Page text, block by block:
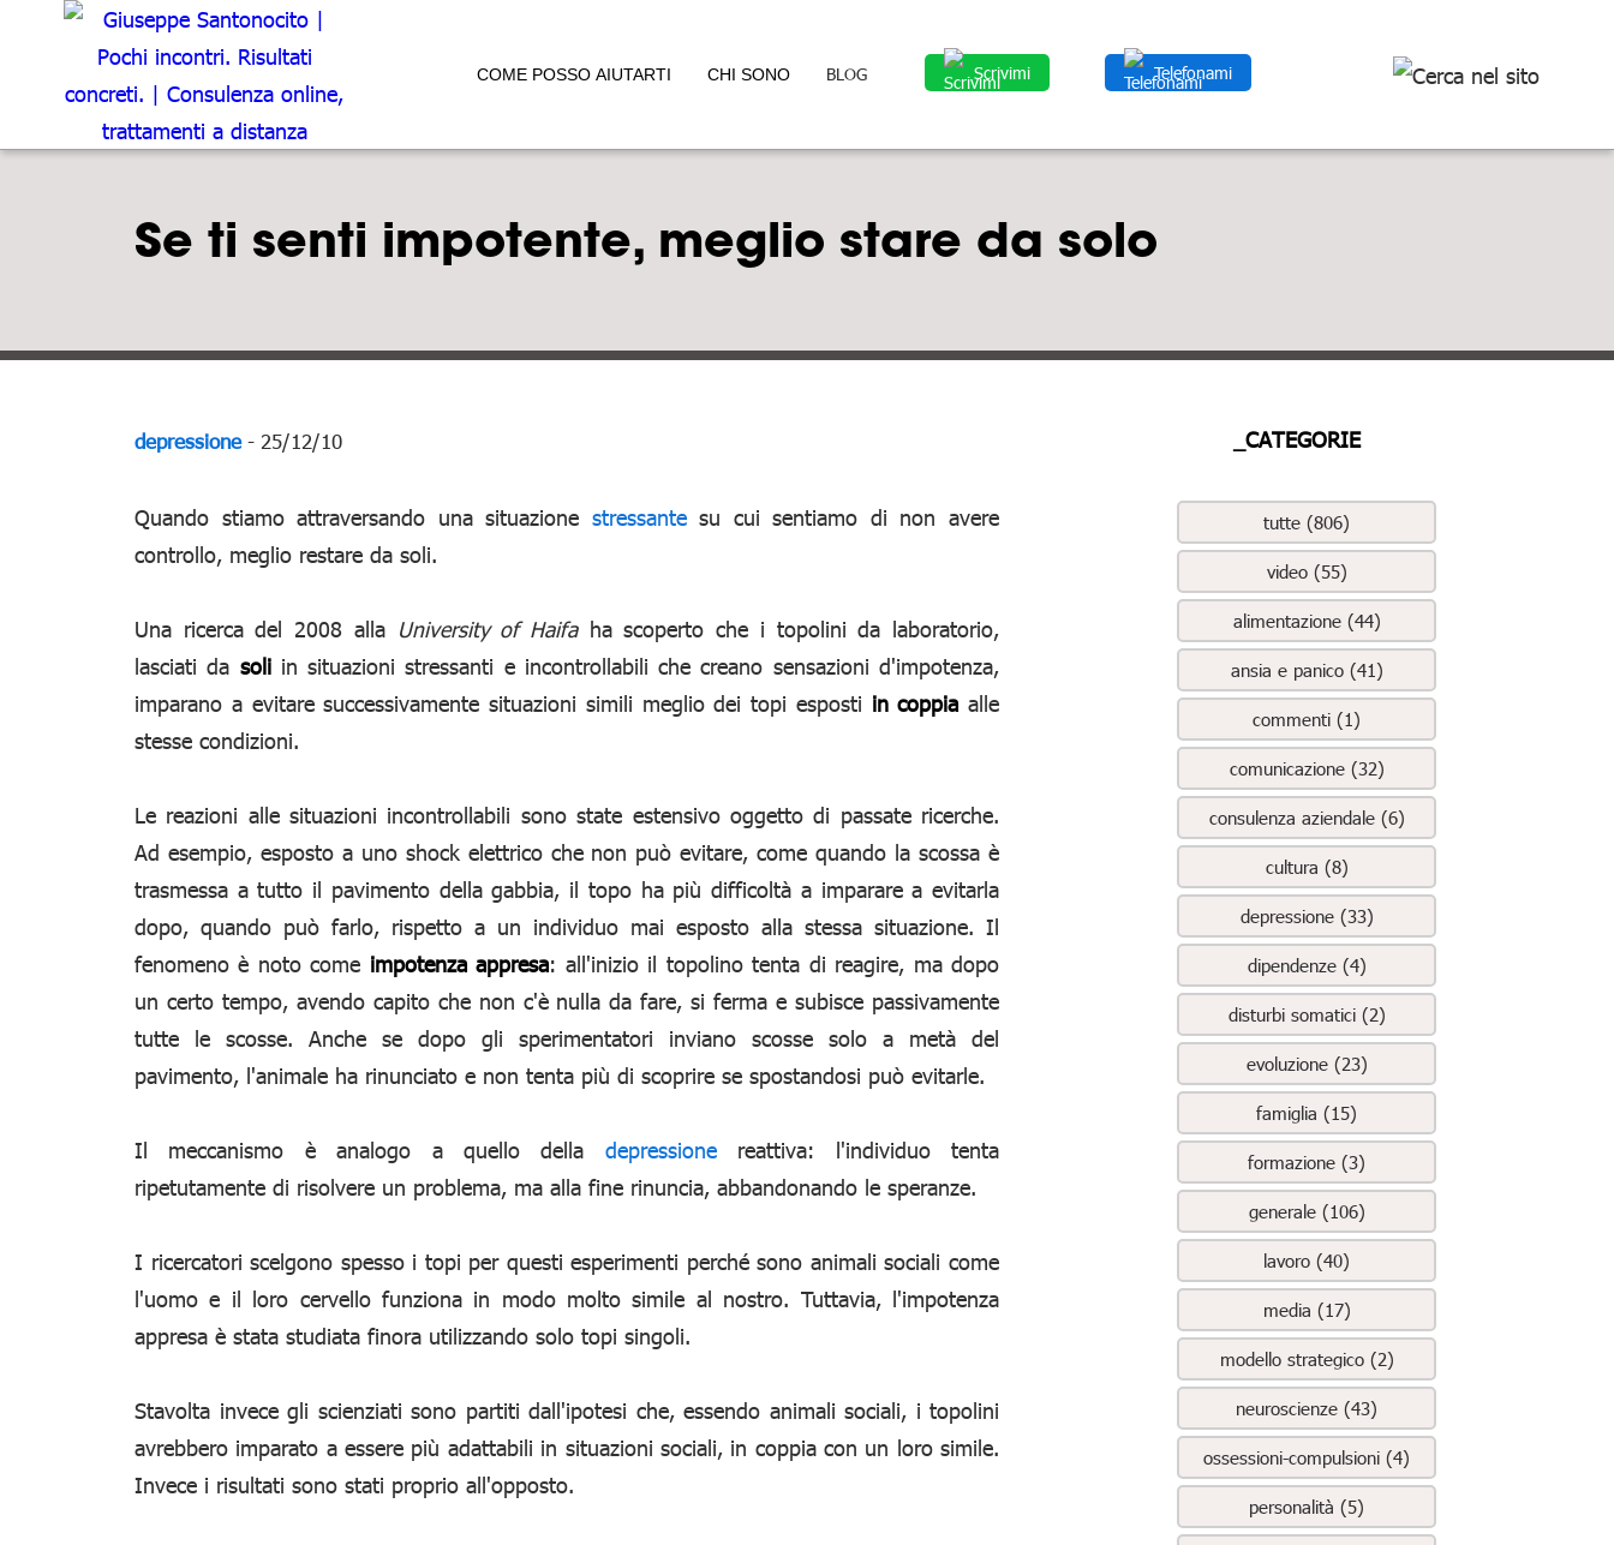
COME POSSO AIUTARTI CHI SONO BLOG Scrivimi Telefonami
Se ti senti impotente, meglio stare da solo
depressione- 25/12/10
Quando stiamo attraversando una situazione stressantesu cui sentiamo di non avere
controllo, meglio restare da soli.
Una ricerca del 2008 alla University of Haifaha scoperto che i topolini da laboratorio,
lasciati da soliin situazioni stressanti e incontrollabili che creano sensazioni d'impotenza,
imparano a evitare successivamente situazioni simili meglio dei topi esposti in coppia alle
stesse condizioni.
Le reazioni alle situazioni incontrollabili sono state estensivo oggetto di passate ricerche.
Ad esempio, esposto a uno shock elettrico che non può evitare, come quando la scossa è
trasmessa a tutto il pavimento della gabbia, il topo ha più difficoltà a imparare a evitarla
dopo, quando può farlo, rispetto a un individuo mai esposto alla stessa situazione. Il
fenomeno è noto come impotenza appresa: all'inizio il topolino tenta di reagire, ma dopo
un certo tempo, avendo capito che non c'è nulla da fare, si ferma e subisce passivamente
tutte le scosse. Anche se dopo gli sperimentatori inviano scosse solo a metà del
pavimento, l'animale ha rinunciato e non tenta più di scoprire se spostandosi può evitarle.
Il meccanismo è analogo a quello della depressionereattiva: l'individuo tenta
ripetutamente di risolvere un problema, ma alla fine rinuncia, abbandonando le speranze.
I ricercatori scelgono spesso i topi per questi esperimenti perché sono animali sociali come
l'uomo e il loro cervello funziona in modo molto simile al nostro. Tuttavia, l'impotenza
appresa è stata studiata finora utilizzando solo topi singoli.
Stavolta invece gli scienziati sono partiti dall'ipotesi che, essendo animali sociali, i topolini
avrebbero imparato a essere più adattabili in situazioni sociali, in coppia con un loro simile.
Invece i risultati sono stati proprio all'opposto.
_CATEGORIE
tutte (806)
video (55)
alimentazione (44)
ansia e panico (41)
commenti (1)
comunicazione (32)
consulenza aziendale (6)
cultura (8)
depressione (33)
dipendenze (4)
disturbi somatici (2)
evoluzione (23)
famiglia (15)
formazione (3)
generale (106)
lavoro (40)
media (17)
modello strategico (2)
neuroscienze (43)
ossessioni-compulsioni (4)
personalità (5)